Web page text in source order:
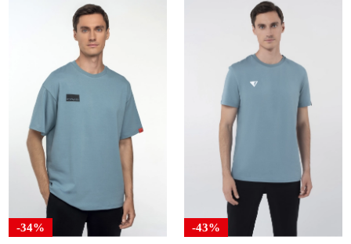
-34% -43%